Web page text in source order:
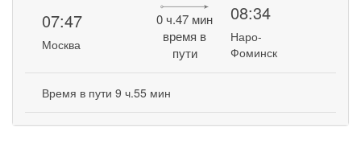
07:47
Москва
0 ч.47 мин
время в
пути
08:34
Наро-
Фоминск
Время в пути 9 ч.55 мин